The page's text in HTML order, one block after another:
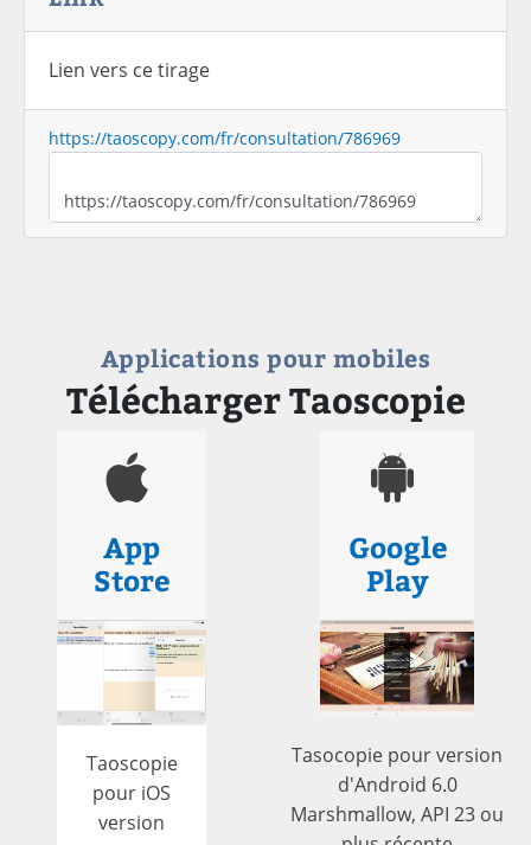
Lien vers ce tirage
https://taoscopy.com/fr/consultation/786969
Applications pour mobiles
Télécharger Taoscopie
App
Store
Taoscopie
pour iOS
version
Google
Play
Tasocopie pour version
d'Android 6.0
Marshmallow, API 23 ou